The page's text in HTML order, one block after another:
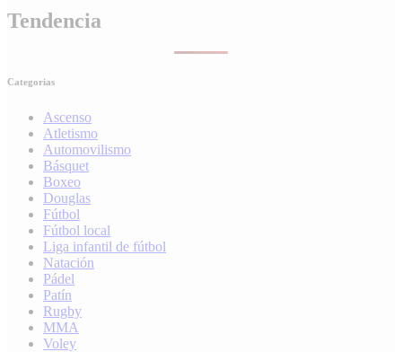
Tendencia
Categorias
Ascenso
Atletismo
Automovilismo
Básquet
Boxeo
Douglas
Fútbol
Fútbol local
Liga infantil de fútbol
Natación
Pádel
Patín
Rugby
MMA
Voley